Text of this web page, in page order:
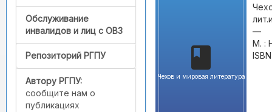
Обслуживание
инвалидов и лиц с ОВЗ
Репозиторий РГПУ
Автору РГПУ:
сообщите нам о
публикациях
Чехов и мировая литература
—
М. :